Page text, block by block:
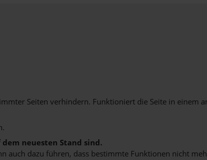
Seiten verhindern. Funktioniert die Seite in einem
neuesten Stand sind.
auch dazu führen, dass bestimmte Funktionen nicht